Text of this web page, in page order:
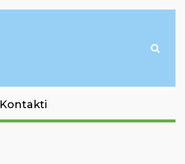
Kontakti